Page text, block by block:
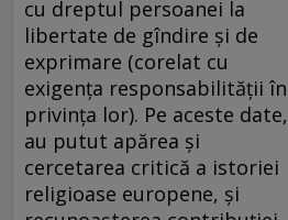
cu dreptul persoanei la
libertate de gîndire şi de
exprimare (corelat cu
exigenţa responsabilităţii în
privinţa lor). Pe aceste date,
au putut apărea şi
cercetarea critică a istoriei
religioase europene, şi